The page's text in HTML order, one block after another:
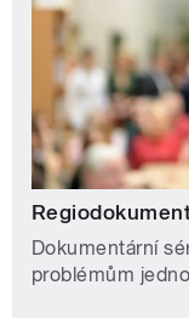
Dokumentární
problémům